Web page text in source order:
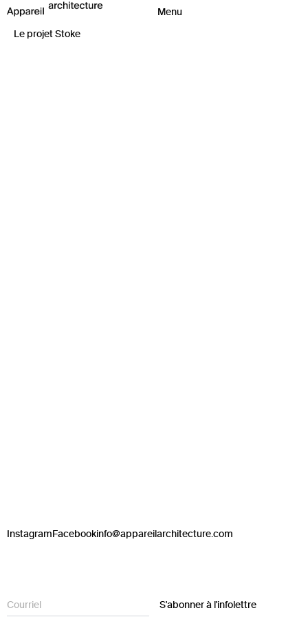
Le projet Stoke
InstagramFacebookinfo@appareilarchitecture.com
S'abonner à l'infolettre